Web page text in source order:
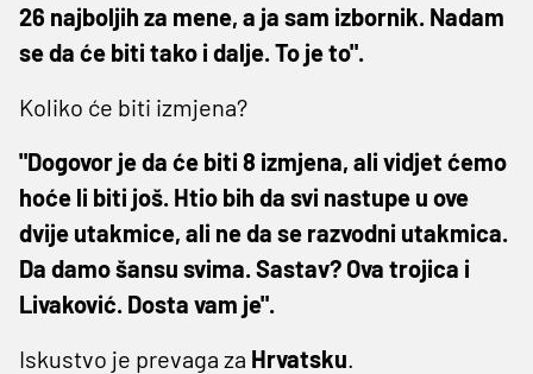
26 najboljih za mene, a ja sam izbornik. Nadam
se da će biti tako i dalje. To je to".
Koliko će biti izmjena?
"Dogovor je da će biti 8 izmjena, ali vidjet ćemo
hoće li biti još. Htio bih da svi nastupe u ove
dvije utakmice, ali ne da se razvodni utakmica.
Da damo šansu svima. Sastav? Ova trojica i
Livaković. Dosta vam je".
Iskustvo je prevaga za Hrvatsku.